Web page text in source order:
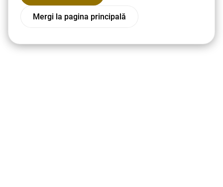
Mergi la pagina principală